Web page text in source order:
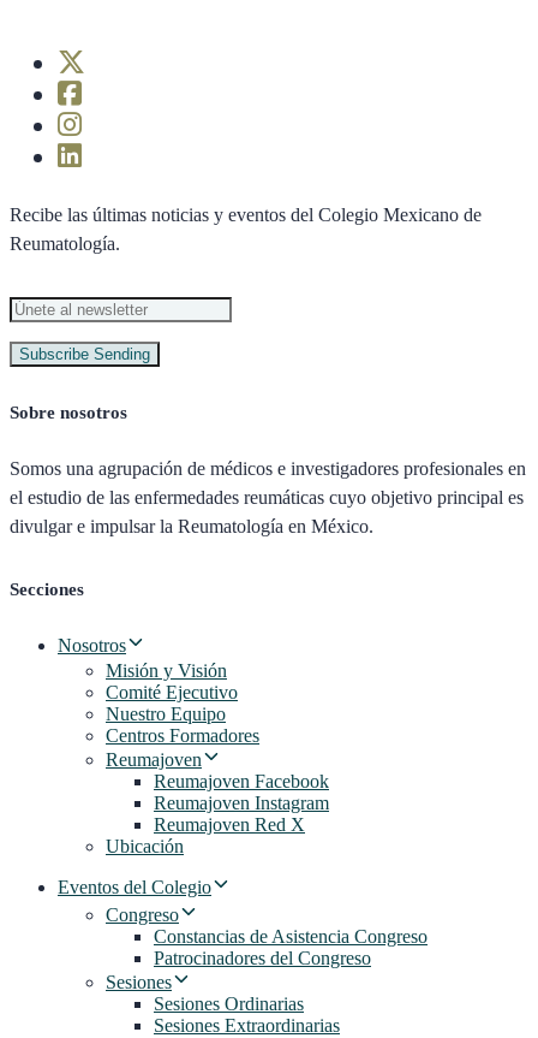
Recibe las últimas noticias y eventos del Colegio Mexicano de
Reumatología.
Subscribe Sending
Sobre nosotros
Somos una agrupación de médicos e investigadores profesionales en
el estudio de las enfermedades reumáticas cuyo objetivo principal es
divulgar e impulsar la Reumatología en México.
Secciones
Nosotros
Misión y Visión
Comité Ejecutivo
Nuestro Equipo
Centros Formadores
Reumajoven
Reumajoven Facebook
Reumajoven Instagram
Reumajoven Red X
Ubicación
Eventos del Colegio
Congreso
Constancias de Asistencia Congreso
Patrocinadores del Congreso
Sesiones
Sesiones Ordinarias
Sesiones Extraordinarias